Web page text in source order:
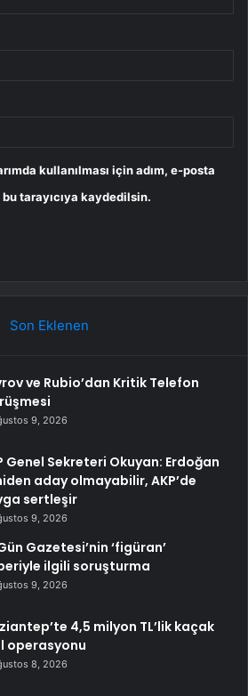
kullanılması için adım, e-posta
tarayıcıya kaydedilsin.
Son Eklenen
ve Rubio’dan Kritik Telefon
9, 2026
Genel Sekreteri Okuyan: Erdoğan
aday olmayabilir, AKP’de
sertleşir
9, 2026
Gazetesi’nin ‘figüran’
ilgili soruşturma
9, 2026
4,5 milyon TL’lik kaçak
operasyonu
8, 2026